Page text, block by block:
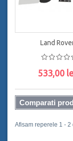
Land
533,00
ADAUGĂ
Comparati
Afisam reperele 1 -